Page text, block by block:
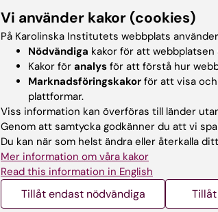
2008 Helena Genberg
AB0-incompatible kidney
immunoadsorption and
2007 Anne Sörenby
Strategies to improve
2005 Gunnar Söderdahl
Liver transplantation and the
primary liver tumours.
2005 Xupeng Ge
Mechanisms of liver allograft
Vi använder kakor (cookies)
På Karolinska Institutets webbplats
Nödvändiga kakor för att
Kakor för analys för att förstå hur
Marknadsföringskakor för att visa
plattformar.
Viss information kan överföras till länder
Genom att samtycka godkänner du att vi
Du kan när som helst ändra eller återkalla
Mer information om våra kakor
Read this information in English
Tillåt endast nödvändiga